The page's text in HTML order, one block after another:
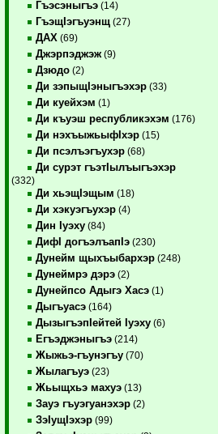
Гъэсэныгъэ (14)
ГъэщIэгъуэнщ (27)
ДАХ (69)
Джэрпэджэж (9)
Дзюдо (2)
Ди зэпыщIэныгъэхэр (33)
Ди куейхэм (1)
Ди къуэш республикэхэм (176)
Ди нэхъыжьыфIхэр (15)
Ди псэлъэгъухэр (68)
Ди сурэт гъэтIылъыгъэхэр
(332)
Ди хьэщIэщым (18)
Ди хэкуэгъухэр (4)
Дин Iуэху (84)
ДифI догъэлъапIэ (230)
Дунейм щыхъыбархэр (248)
Дунеймрэ дэрэ (2)
Дунейпсо Адыгэ Хасэ (1)
Дыгъуасэ (164)
ДызыгъэпIейтей Iуэху (6)
Егъэджэныгъэ (214)
Жыжьэ-гъунэгъу (70)
Жылагъуэ (23)
Жьыщхьэ махуэ (13)
Зауэ гъуэгуанэхэр (2)
ЗэIущIэхэр (99)